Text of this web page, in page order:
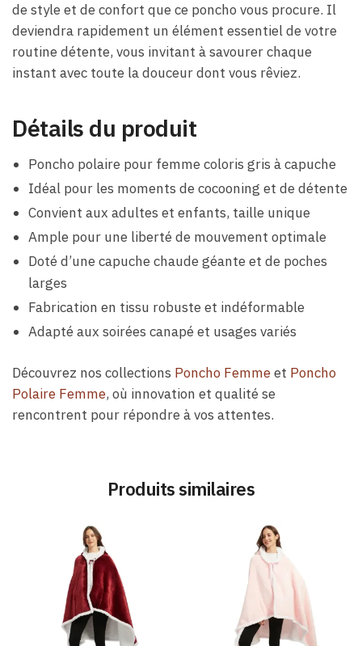
de style et de confort que ce poncho vous procure. Il
deviendra rapidement un élément essentiel de votre
routine détente, vous invitant à savourer chaque
instant avec toute la douceur dont vous rêviez.
Détails du produit
Poncho polaire pour femme coloris gris à capuche
Idéal pour les moments de cocooning et de détente
Convient aux adultes et enfants, taille unique
Ample pour une liberté de mouvement optimale
Doté d’une capuche chaude géante et de poches
larges
Fabrication en tissu robuste et indéformable
Adapté aux soirées canapé et usages variés
Découvrez nos collections Poncho Femmeet Poncho
Polaire Femme, où innovation et qualité se
rencontrent pour répondre à vos attentes.
Produits similaires